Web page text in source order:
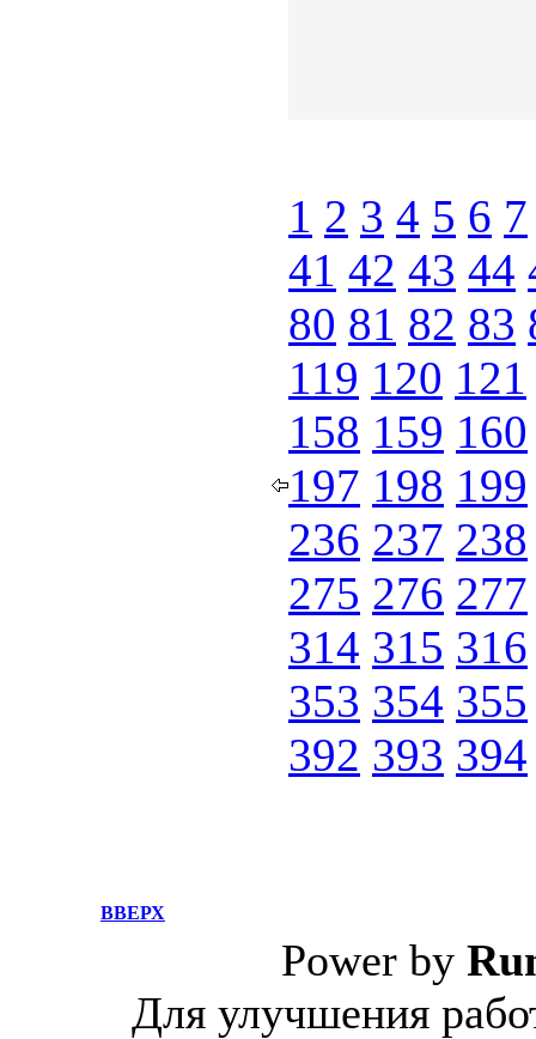
1 2 3 4 5 6 7
41 42 43 44
80 81 82 83
119 120 121
158 159 160
197 198 199
236 237 238
275 276 277
314 315 316
353 354 355
392 393 394
ВВЕРХ
Power by
Для улучшения